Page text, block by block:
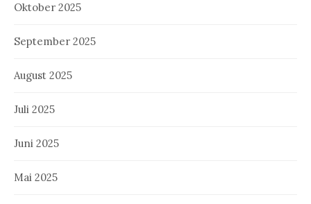
Oktober 2025
September 2025
August 2025
Juli 2025
Juni 2025
Mai 2025